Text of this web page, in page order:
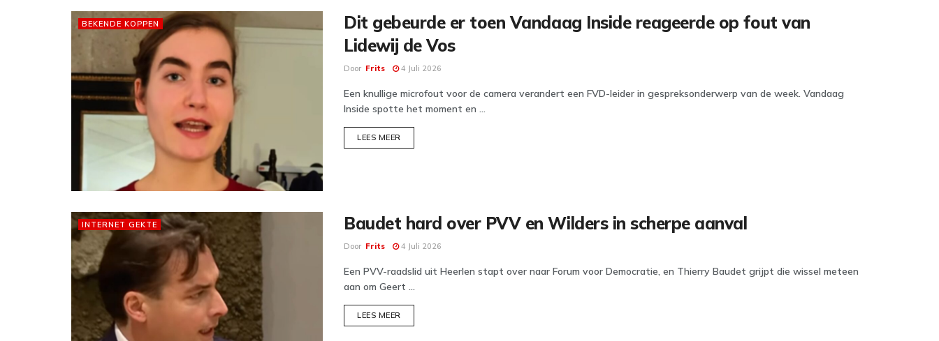
BEKENDE KOPPEN
Dit gebeurde er toen Vandaag Inside reageerde op fout van
Lidewij de Vos
Door Frits 4 Juli 2026
Een knullige microfout voor de camera verandert een FVD-leider in gespreksonderwerp van de week. Vandaag
Inside spotte het moment en ...
LEES MEER
INTERNET GEKTE Baudet hard over PVV en Wilders in scherpe aanval
Door Frits 4 Juli 2026
Een PVV-raadslid uit Heerlen stapt over naar Forum voor Democratie, en Thierry Baudet grijpt die wissel meteen
aan om Geert ...
LEES MEER